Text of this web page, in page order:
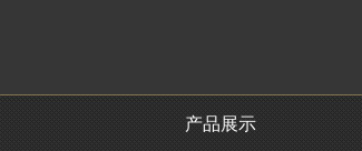
产品展示